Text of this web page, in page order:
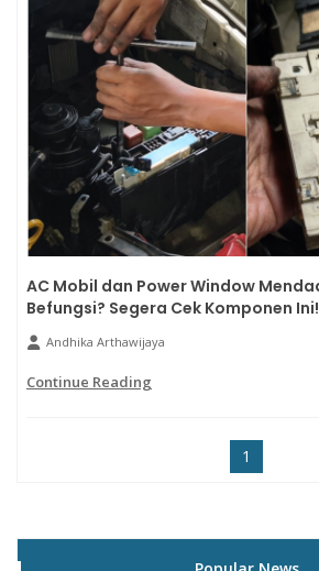
AC Mobil dan Power Window
Befungsi? Segera Cek Komponen Ini!
Andhika Arthawijaya
Continue Reading
1